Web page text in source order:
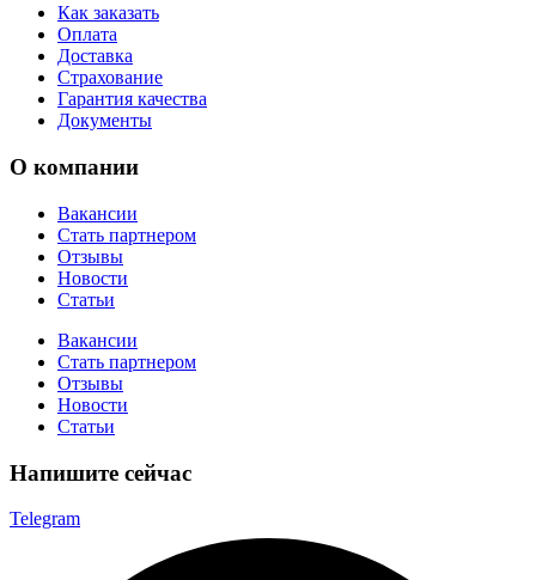
Как заказать
Оплата
Доставка
Страхование
Гарантия качества
Документы
О компании
Вакансии
Стать партнером
Отзывы
Новости
Статьи
Вакансии
Стать партнером
Отзывы
Новости
Статьи
Напишите сейчас
Telegram